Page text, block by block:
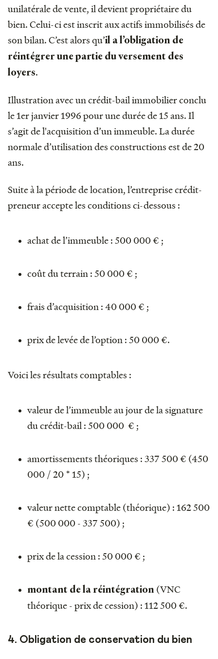
unilatérale de vente, il devient propriétaire du
bien. Celui-ci est inscrit aux actifs immobilisés de
son bilan. C’est alors qu’il a l’obligation de
réintégrer une partie du versement des
loyers.
Illustration avec un crédit-bail immobilier conclu
le 1er janvier 1996 pour une durée de 15 ans. Il
s’agit de l'acquisition d’un immeuble. La durée
normale d’utilisation des constructions est de 20
ans.
Suite à la période de location, l’entreprise crédit-
preneur accepte les conditions ci-dessous :
achat de l’immeuble : 500 000 € ;
coût du terrain : 50 000 € ;
frais d’acquisition : 40 000 € ;
prix de levée de l’option : 50 000 €.
Voici les résultats comptables :
valeur de l’immeuble au jour de la signature
du crédit-bail : 500 000 € ;
amortissements théoriques : 337 500 € (450
000 / 20 * 15) ;
valeur nette comptable (théorique) : 162 500
€ (500 000 - 337 500) ;
prix de la cession : 50 000 € ;
montant de la réintégration (VNC
théorique - prix de cession) : 112 500 €.
4. Obligation de conservation du bien